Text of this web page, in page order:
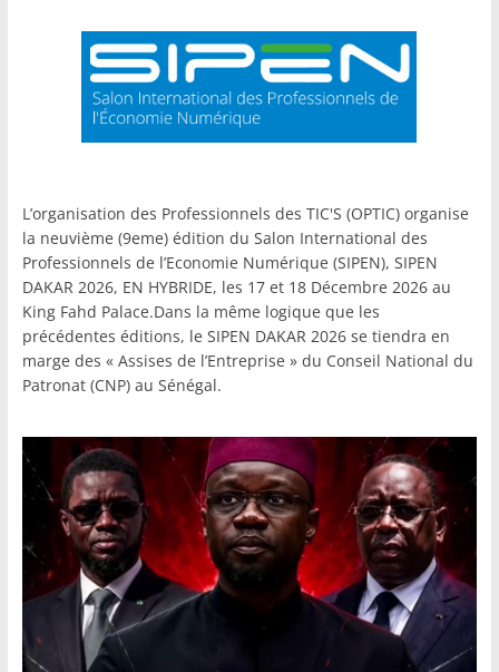
L’organisation des Professionnels des TIC'S (OPTIC) organise
la neuvième (9eme) édition du Salon International des
Professionnels de l’Economie Numérique (SIPEN), SIPEN
DAKAR 2026, EN HYBRIDE, les 17 et 18 Décembre 2026 au
King Fahd Palace.Dans la même logique que les
précédentes éditions, le SIPEN DAKAR 2026 se tiendra en
marge des « Assises de l’Entreprise » du Conseil National du
Patronat (CNP) au Sénégal.